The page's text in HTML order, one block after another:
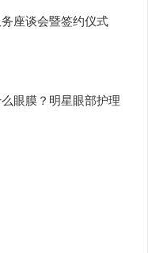
座谈会暨签约仪式
眼膜？明星眼部护理